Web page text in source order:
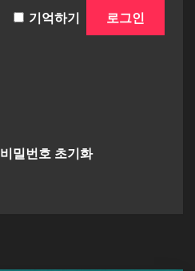
기억하기
비밀번호 초기화